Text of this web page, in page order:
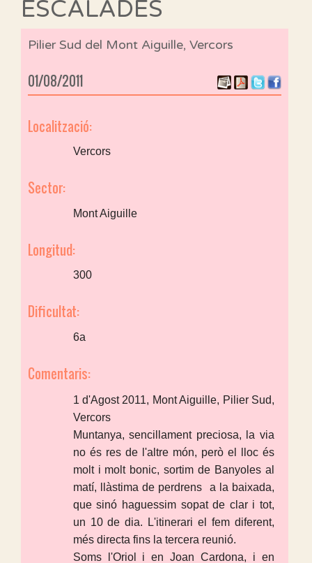
ESCALADES
Pilier Sud del Mont Aiguille, Vercors
01/08/2011
Localització:
Vercors
Sector:
Mont Aiguille
Longitud:
300
Dificultat:
6a
Comentaris:
1 d'Agost 2011, Mont Aiguille, Pilier Sud,
Vercors
Muntanya, sencillament preciosa, la via
no és res de l'altre món, però el lloc és
molt i molt bonic, sortim de Banyoles al
matí, llàstima de perdrens a la baixada,
que sinó haguessim sopat de clar i tot,
un 10 de dia. L'itinerari el fem diferent,
més directa fins la tercera reunió.
Soms l'Oriol i en Joan Cardona, i en